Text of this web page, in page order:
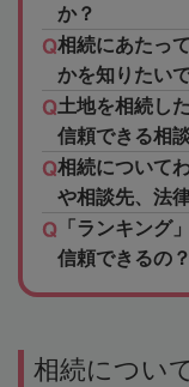
か？
相続にあたっ
かを知りたいで
土地を相続し
信頼できる相
相続について
や相談先、法
「ランキング
信頼できるの？
相続につい